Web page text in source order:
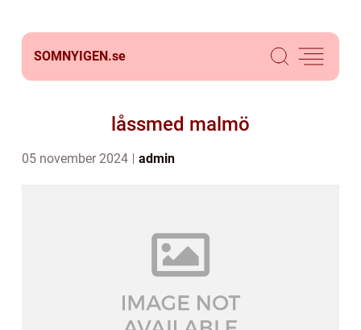
SOMNYIGEN.se
låssmed malmö
05 november 2024 admin